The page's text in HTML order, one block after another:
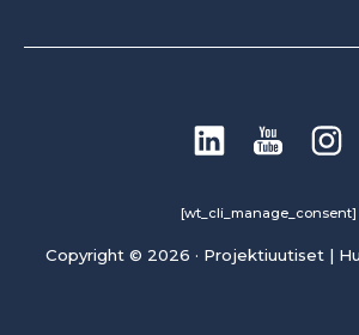
[wt_cli_manage_consent]
Copyright © 2026 · Projektiuutiset |